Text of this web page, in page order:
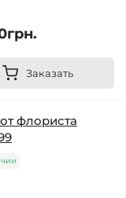
Заказать
флориста